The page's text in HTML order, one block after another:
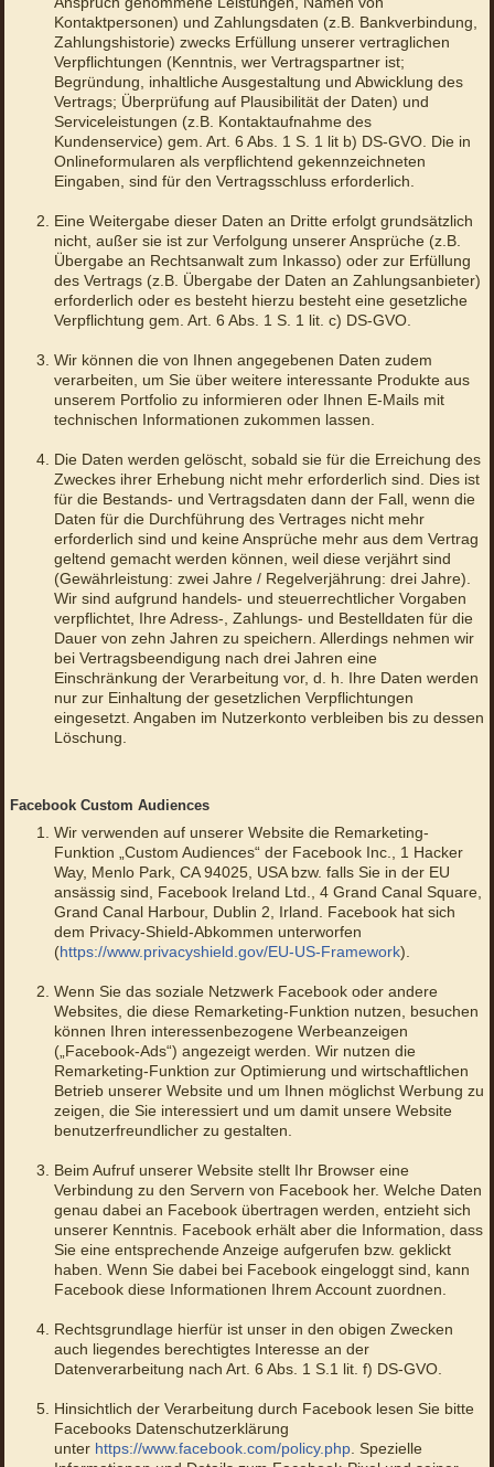
Kontaktpersonen) und Zahlungsdaten (z.B. Bankverbindung,
Zahlungshistorie) zwecks Erfüllung unserer vertraglichen
Verpflichtungen (Kenntnis, wer Vertragspartner ist;
Begründung, inhaltliche Ausgestaltung und Abwicklung des
Vertrags; Überprüfung auf Plausibilität der Daten) und
Serviceleistungen (z.B. Kontaktaufnahme des
Kundenservice) gem. Art. 6 Abs. 1 S. 1 lit b) DS-GVO. Die in
Onlineformularen als verpflichtend gekennzeichneten
Eingaben, sind für den Vertragsschluss erforderlich.
Eine Weitergabe dieser Daten an Dritte erfolgt grundsätzlich
nicht, außer sie ist zur Verfolgung unserer Ansprüche (z.B.
Übergabe an Rechtsanwalt zum Inkasso) oder zur Erfüllung
des Vertrags (z.B. Übergabe der Daten an Zahlungsanbieter)
erforderlich oder es besteht hierzu besteht eine gesetzliche
Verpflichtung gem. Art. 6 Abs. 1 S. 1 lit. c) DS-GVO.
Wir können die von Ihnen angegebenen Daten zudem
verarbeiten, um Sie über weitere interessante Produkte aus
unserem Portfolio zu informieren oder Ihnen E-Mails mit
technischen Informationen zukommen lassen.
Die Daten werden gelöscht, sobald sie für die Erreichung des
Zweckes ihrer Erhebung nicht mehr erforderlich sind. Dies ist
für die Bestands- und Vertragsdaten dann der Fall, wenn die
Daten für die Durchführung des Vertrages nicht mehr
erforderlich sind und keine Ansprüche mehr aus dem Vertrag
geltend gemacht werden können, weil diese verjährt sind
(Gewährleistung: zwei Jahre / Regelverjährung: drei Jahre).
Wir sind aufgrund handels- und steuerrechtlicher Vorgaben
verpflichtet, Ihre Adress-, Zahlungs- und Bestelldaten für die
Dauer von zehn Jahren zu speichern. Allerdings nehmen wir
bei Vertragsbeendigung nach drei Jahren eine
Einschränkung der Verarbeitung vor, d. h. Ihre Daten werden
nur zur Einhaltung der gesetzlichen Verpflichtungen
eingesetzt. Angaben im Nutzerkonto verbleiben bis zu dessen
Löschung.
Facebook Custom Audiences
Wir verwenden auf unserer Website die Remarketing-
Funktion „Custom Audiences“ der Facebook Inc., 1 Hacker
Way, Menlo Park, CA 94025, USA bzw. falls Sie in der EU
ansässig sind, Facebook Ireland Ltd., 4 Grand Canal Square,
Grand Canal Harbour, Dublin 2, Irland. Facebook hat sich
dem Privacy-Shield-Abkommen unterworfen
(https://www.privacyshield.gov/EU-US-Framework).
Wenn Sie das soziale Netzwerk Facebook oder andere
Websites, die diese Remarketing-Funktion nutzen, besuchen
können Ihren interessenbezogene Werbeanzeigen
(„Facebook-Ads“) angezeigt werden. Wir nutzen die
Remarketing-Funktion zur Optimierung und wirtschaftlichen
Betrieb unserer Website und um Ihnen möglichst Werbung zu
zeigen, die Sie interessiert und um damit unsere Website
benutzerfreundlicher zu gestalten.
Beim Aufruf unserer Website stellt Ihr Browser eine
Verbindung zu den Servern von Facebook her. Welche Daten
genau dabei an Facebook übertragen werden, entzieht sich
unserer Kenntnis. Facebook erhält aber die Information, dass
Sie eine entsprechende Anzeige aufgerufen bzw. geklickt
haben. Wenn Sie dabei bei Facebook eingeloggt sind, kann
Facebook diese Informationen Ihrem Account zuordnen.
Rechtsgrundlage hierfür ist unser in den obigen Zwecken
auch liegendes berechtigtes Interesse an der
Datenverarbeitung nach Art. 6 Abs. 1 S.1 lit. f) DS-GVO.
Hinsichtlich der Verarbeitung durch Facebook lesen Sie bitte
Facebooks Datenschutzerklärung
unter https://www.facebook.com/policy.php. Spezielle